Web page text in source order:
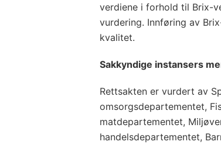
verdiene i forhold til Brix-
vurdering. Innføring av
kvalitet.
Sakkyndige instansers
Rettsakten er vurdert av
omsorgsdepartementet,
matdepartementet,
handelsdepartementet,